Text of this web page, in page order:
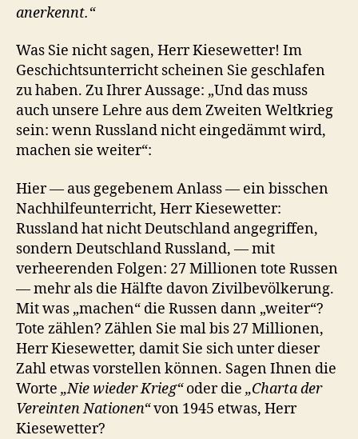
anerkennt.“
Was Sie nicht sagen, Herr Kiesewetter! Im
Geschichtsunterricht scheinen Sie geschlafen
zu haben. Zu Ihrer Aussage: „Und das muss
auch unsere Lehre aus dem Zweiten Weltkrieg
sein: wenn Russland nicht eingedämmt wird,
machen sie weiter“:
Hier — aus gegebenem Anlass — ein bisschen
Nachhilfeunterricht, Herr Kiesewetter:
Russland hat nicht Deutschland angegriffen,
sondern Deutschland Russland, — mit
verheerenden Folgen: 27 Millionen tote Russen
— mehr als die Hälfte davon Zivilbevölkerung.
Mit was „machen“ die Russen dann „weiter“?
Tote zählen? Zählen Sie mal bis 27 Millionen,
Herr Kiesewetter, damit Sie sich unter dieser
Zahl etwas vorstellen können. Sagen Ihnen die
Worte „Nie wieder Krieg“oder die „Charta der
Vereinten Nationen“von 1945 etwas, Herr
Kiesewetter?